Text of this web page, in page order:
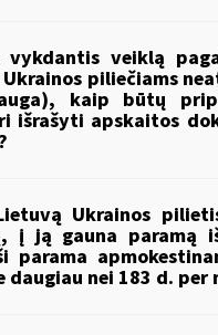
vykdantis veiklą
piliečiams
kaip būtų
išrašyti apskaitos
Ukrainos
į ją gauna paramą
parama
daugiau nei 183 d. per